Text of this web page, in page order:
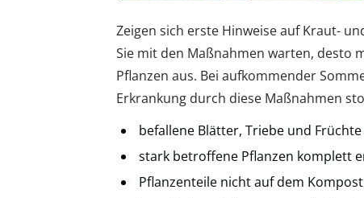
Zeigen sich erste Hinweise auf Kraut-
Sie mit den Maßnahmen warten, desto
Pflanzen aus. Bei aufkommender
Erkrankung durch diese Maßnahmen
befallene Blätter, Triebe und
stark betroffene Pflanzen komplett
Pflanzenteile nicht auf dem